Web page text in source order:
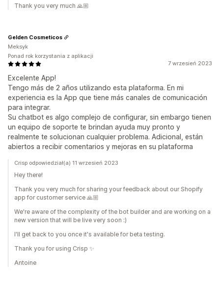
Thank you very much 🙏🏼
7 wrzesień 2023
Excelente App!
Tengo más de 2 años utilizando esta plataforma. En mi
experiencia es la App que tiene más canales de comunicación
para integrar.
Su chatbot es algo complejo de configurar, sin embargo tienen
un equipo de soporte te brindan ayuda muy pronto y
realmente te solucionan cualquier problema. Adicional, están
abiertos a recibir comentarios y mejoras en su plataforma
Gelden Cosmeticos
Meksyk
Ponad rok korzystania z aplikacji
Crisp odpowiedział(a) 11 wrzesień 2023
Hey there!
Thank you very much for sharing your feedback about our Shopify
app for customer service 🙏🏼
We're aware of the complexity of the bot builder and are working on a
new version that will be live very soon :)
I'll get back to you once it's available for beta testing.
Thank you for using Crisp ✨
Antoine